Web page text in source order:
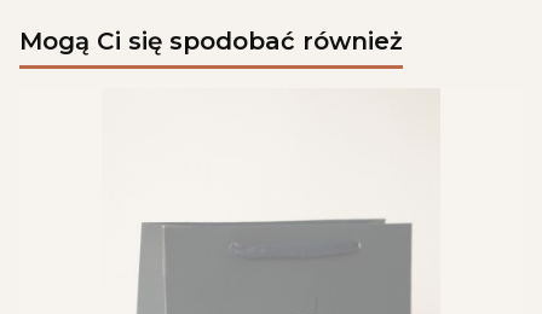
Mogą Ci się spodobać również